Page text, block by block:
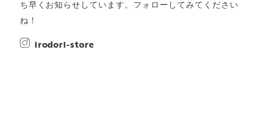
ち早くお知らせしています。フォローしてみてください
ね！
irodori-store